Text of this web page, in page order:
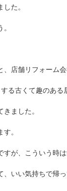
た。
店舗リフォーム
る古くて趣のある
ました。
。
が、こういう時は
いい気持ちで帰っ